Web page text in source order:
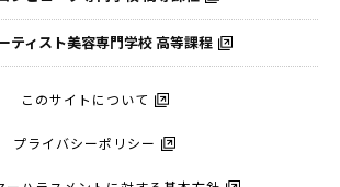
ティスト美容専門学校 高等課程
このサイトについて
プライバシーポリシー